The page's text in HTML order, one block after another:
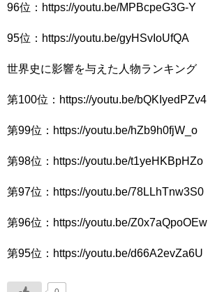
96位：https://youtu.be/MPBcpeG3G-Y
95位：https://youtu.be/gyHSvIoUfQA
世界史に影響を与えた人物ランキング
第100位：https://youtu.be/bQKIyedPZv4
第99位：https://youtu.be/hZb9h0fjW_o
第98位：https://youtu.be/t1yeHKBpHZo
第97位：https://youtu.be/78LLhTnw3S0
第96位：https://youtu.be/Z0x7aQpoOEw
第95位：https://youtu.be/d66A2evZa6U